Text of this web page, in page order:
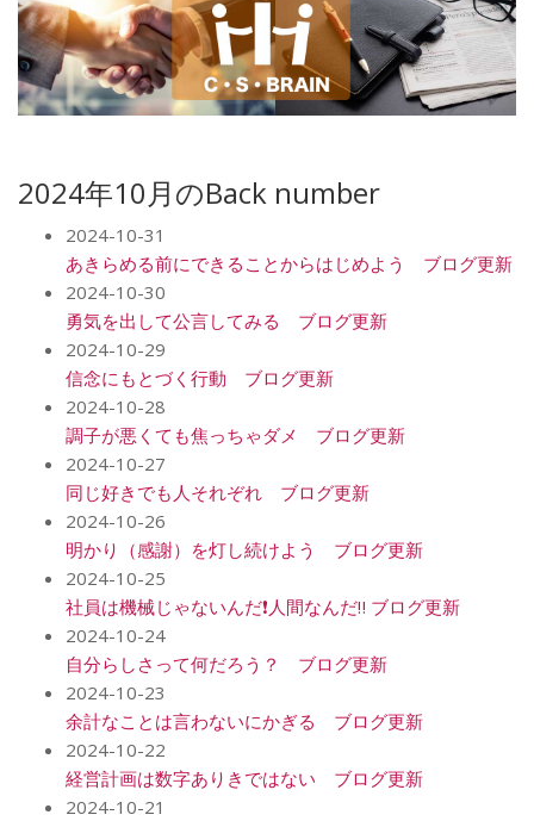
2024年10月のBack number
2024-10-31
あきらめる前にできることからはじめよう ブログ更新
2024-10-30
勇気を出して公言してみる ブログ更新
2024-10-29
信念にもとづく行動 ブログ更新
2024-10-28
調子が悪くても焦っちゃダメ ブログ更新
2024-10-27
同じ好きでも人それぞれ ブログ更新
2024-10-26
明かり（感謝）を灯し続けよう ブログ更新
2024-10-25
社員は機械じゃないんだ❗️人間なんだ‼️ ブログ更新
2024-10-24
自分らしさって何だろう？ ブログ更新
2024-10-23
余計なことは言わないにかぎる ブログ更新
2024-10-22
経営計画は数字ありきではない ブログ更新
2024-10-21